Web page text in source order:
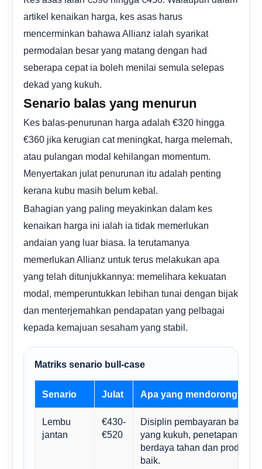
artikel kenaikan harga, kes asas harus
mencerminkan bahawa Allianz ialah syarikat
permodalan besar yang matang dengan had
seberapa cepat ia boleh menilai semula selepas
dekad yang kukuh.
Senario balas yang menurun
Kes balas-penurunan harga adalah €320 hingga
€360 jika kerugian cat meningkat, harga melemah,
atau pulangan modal kehilangan momentum.
Menyertakan julat penurunan itu adalah penting
kerana kubu masih belum kebal.
Bahagian yang paling meyakinkan dalam kes
kenaikan harga ini ialah ia tidak memerlukan
andaian yang luar biasa. Ia terutamanya
memerlukan Allianz untuk terus melakukan apa
yang telah ditunjukkannya: memelihara kekuatan
modal, memperuntukkan lebihan tunai dengan bijak
dan menterjemahkan pendapatan yang pelbagai
kepada kemajuan sesaham yang stabil.
Matriks senario bull-case
Senario Julat Apa yang mendorongnya
Lembu
jantan
€430-
€520
Disiplin pembayaran balik,
yang kukuh, penetapan
berdaya tahan dan
baik.